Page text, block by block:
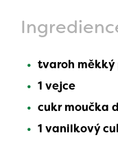
tvaroh měkký
1 vejce
cukr moučka
1 vanilkový